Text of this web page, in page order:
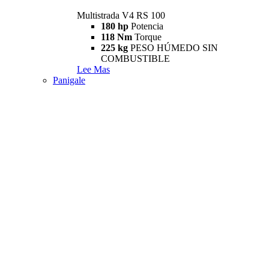
Multistrada V4 RS 100
180 hp Potencia
118 Nm Torque
225 kg PESO HÚMEDO SIN
COMBUSTIBLE
Lee Mas
Panigale